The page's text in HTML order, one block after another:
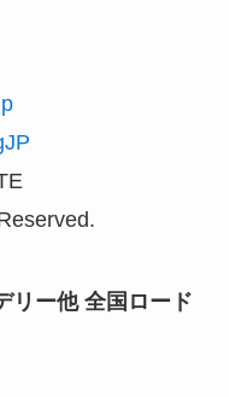
リー他 全国ロード